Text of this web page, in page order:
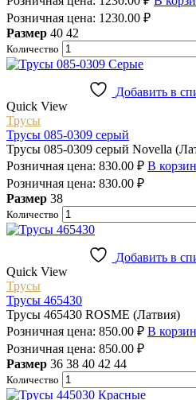
Розничная цена: 1230.00 ₽
Размер 40 42
Количество
Добавить в
Quick View
Трусы
Трусы 085-0309 серый
Трусы 085-0309 серый Novella
Розничная цена: 830.00 ₽ В
Розничная цена: 830.00 ₽
Размер 38
Количество
Добавить в
Quick View
Трусы
Трусы 465430
Трусы 465430 ROSME (Латвия)
Розничная цена: 850.00 ₽ В
Розничная цена: 850.00 ₽
Размер 36 38 40 42 44
Количество